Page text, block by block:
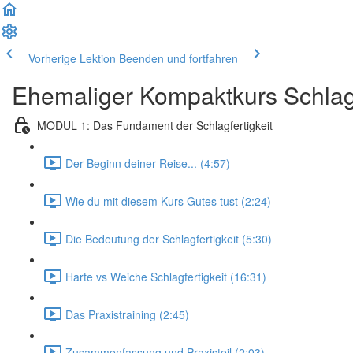
Vorherige Lektion Beenden und fortfahren
Ehemaliger Kompaktkurs
MODUL 1: Das Fundament der Schlagfertigkeit
Der Beginn deiner Reise... (4:57)
Wie du mit diesem Kurs Gutes tust (2:24)
Die Bedeutung der Schlagfertigkeit (5:30)
Harte vs Weiche Schlagfertigkeit (16:31)
Das Praxistraining (2:45)